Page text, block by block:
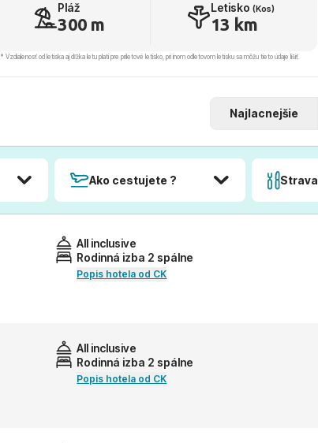
Pláž
300 m
Letisko(Kos)
13 km
* Vzdialenosť od letiska aj dľžka letu platí pre príletové letisko, pri inom odletovom letisku sa môžu tieto údaje líšiť.
Najlacnejšie
Ako cestujete ? Strava
All inclusive
Rodinná izba 2 spálne
Popis hotela od CK
All inclusive
Rodinná izba 2 spálne
Popis hotela od CK